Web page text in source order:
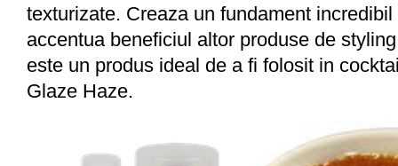
texturizate. Creaza un fundament incredibil
accentua beneficiul altor produse de
este un produs ideal de a fi folosit in
Glaze Haze.